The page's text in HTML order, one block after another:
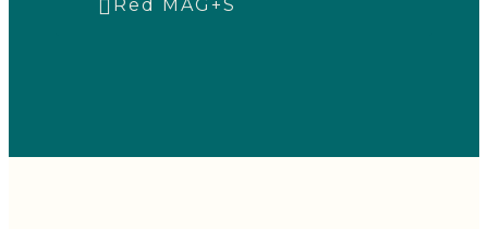
Red MAG+S